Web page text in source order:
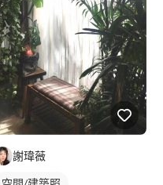
謝瑋薇